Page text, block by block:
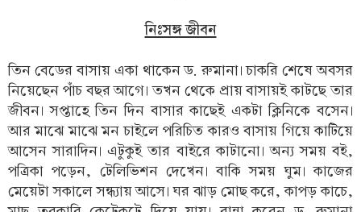
নিঃসঙ্গ জীবন
তিন বেডের বাসায় একা থাকেন ড. রুমানা। চাকরি শেষে অবসর
নিয়েছেন পাঁচ বছর আগে। তখন থেকে প্রায় বাসায়ই কাটছে তার
জীবন। সপ্তাহে তিন দিন বাসার কাছেই একটা ক্লিনিকে বসেন।
আর মাঝে মাঝে মন চাইলে পরিচিত কারও বাসায় গিয়ে কাটিয়ে
আসেন সারাদিন। এটুকুই তার বাইরে কাটানো। অন্য সময় বই,
পত্রিকা পড়েন, টেলিভিশন দেখেন। বাকি সময় ঘুম। কাজের
মেয়েটা সকালে সন্ধ্যায় আসে। ঘর ঝাড় মোছ করে, কাপড় কাচে,